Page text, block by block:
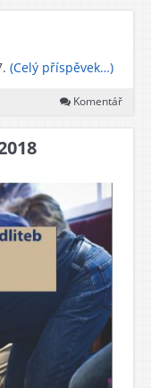
(Celý příspěvek…)
Komentář